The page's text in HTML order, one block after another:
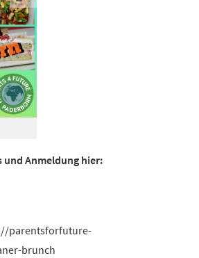
Anmeldung hier:
parentsforfuture-
brunch